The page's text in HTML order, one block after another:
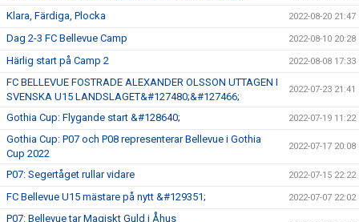
Klara, Färdiga, Plocka 2022-08-20 21:47
Dag 2-3 FC Bellevue Camp 2022-08-10 20:28
Härlig start på Camp 2 2022-08-08 17:33
FC BELLEVUE FOSTRADE ALEXANDER OLSSON UTTAGEN I
SVENSKA U15 LANDSLAGET&#127480;&#127466;
2022-07-23 21:41
Gothia Cup: Flygande start &#128640; 2022-07-19 11:22
Gothia Cup: P07 och P08 representerar Bellevue i Gothia
Cup 2022
2022-07-17 20:08
P07: Segertåget rullar vidare 2022-07-15 22:22
FC Bellevue U15 mästare på nytt &#129351; 2022-07-07 22:02
P07: Bellevue tar Magiskt Guld i Åhus